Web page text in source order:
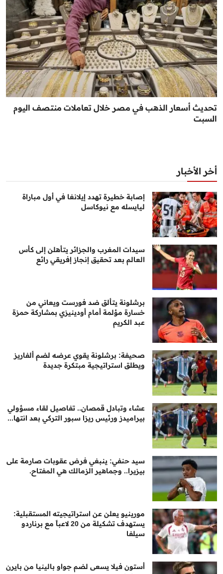
تحديث أسعار الذهب في مصر خلال تعاملات منتصف اليوم
السبت
أخر الأخبار
إصابة خطيرة تهدد إيلانغا في أول مباراة
ليايسله مع نيوكاسل
سيدات المغرب والجزائر يتأهلن إلى كأس
العالم بعد تحقيق إنجاز إفريقي رائع
برشلونة يتألق ضد فورست ويعاني من
خسارة مؤلمة أمام أودينيزي بمشاركة حمزة
عبد الكريم
صحيفة: برشلونة يقوي عرضه لضم ألفاريز
ويطلق استراتيجية مبتكرة جديدة
عشاء وتبادل قمصان.. تفاصيل لقاء مسؤولي
بيراميدز ورئيس ريزا سبور التركي بعد انتها...
سيد حنفي: ينبغي فرض عقوبات صارمة على
بيزيرا.. وجماهير الزمالك هي المفتاح.
مورينيو يعلن عن استراتيجيته المستقبلية:
يستهدف تشكيلة من 20 لاعباً مع برناردو
سيلفا
أستون فيلا يسعى لضم جواو بالينيا من بايرن